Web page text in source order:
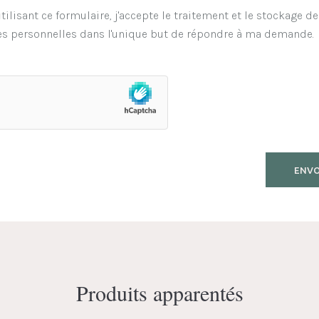
ce formulaire, j'accepte le traitement et le stockage
personnelles dans l'unique but de répondre à ma demande.
Produits apparentés